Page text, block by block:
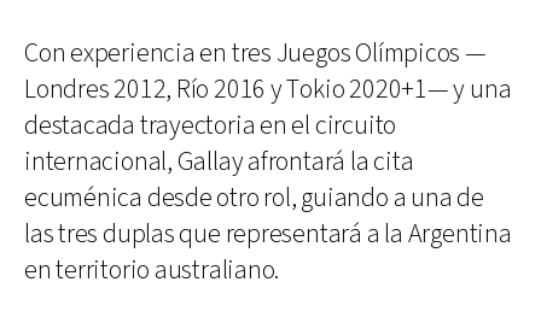
Con experiencia en tres Juegos Olímpicos —
Londres 2012, Río 2016 y Tokio 2020+1— y una
destacada trayectoria en el circuito
internacional, Gallay afrontará la cita
ecuménica desde otro rol, guiando a una de
las tres duplas que representará a la Argentina
en territorio australiano.